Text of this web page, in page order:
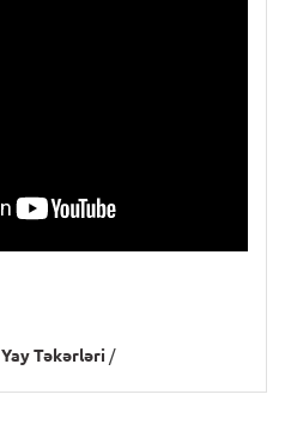
Yay Təkərləri /